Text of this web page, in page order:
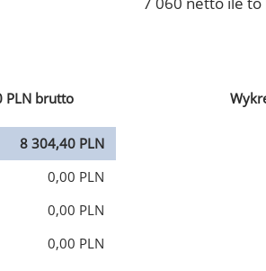
PLN brutto
8 304,40 PLN
0,00 PLN
0,00 PLN
0,00 PLN